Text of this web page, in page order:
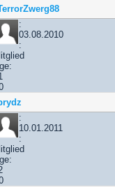
:
03.08.2010
:
:
10.01.2011
: